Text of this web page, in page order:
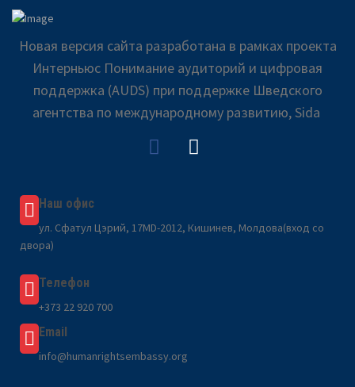
Новая версия сайта разработана в рамках проекта
Интерньюс Понимание аудиторий и цифровая
поддержка (AUDS) при поддержке Шведского
агентства по международному развитию, Sida
Наш офис
ул. Сфатул Цэрий, 17MD-2012, Кишинев, Молдова(вход со
двора)
Телефон
+373 22 920 700
Email
info@humanrightsembassy.org